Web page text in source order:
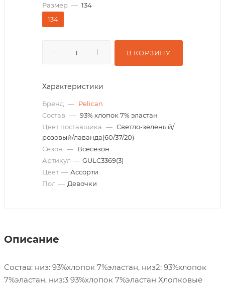
Размер — 134
134
В КОРЗИНУ
Характеристики
Бренд — Pelican
Состав — 93% хлопок 7% эластан
Цвет поставщика — Светло-зеленый/
розовый/лаванда(60/37/20)
Сезон — Всесезон
Артикул — GULC3369(3)
Цвет — Ассорти
Пол — Девочки
Описание
Состав: низ: 93%хлопок 7%эластан, низ2: 93%хлопок
7%эластан, низ:3 93%хлопок 7%эластан Хлопковые